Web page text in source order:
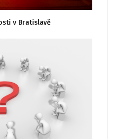
v Bratislavě